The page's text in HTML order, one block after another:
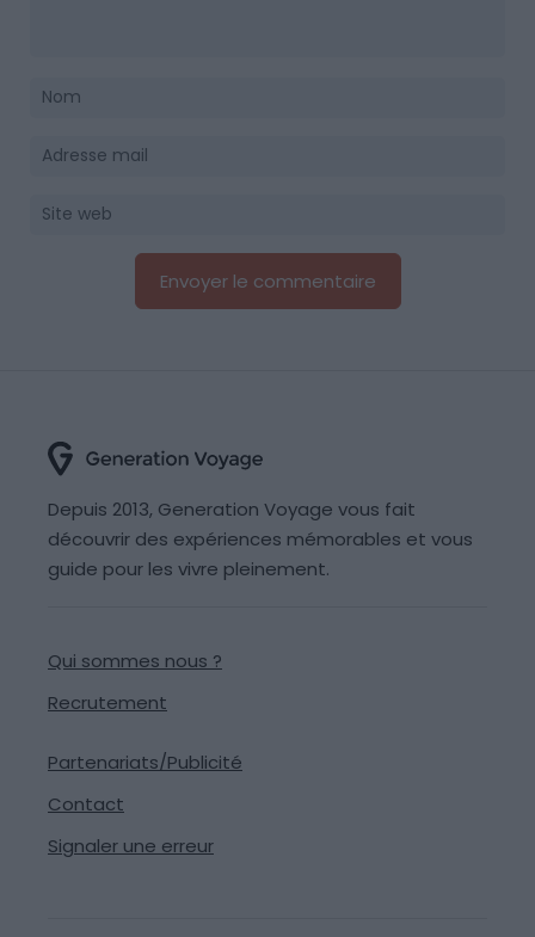
Depuis 2013, Generation Voyage vous fait
découvrir des expériences mémorables et vous
guide pour les vivre pleinement.
Qui sommes nous ?
Recrutement
Partenariats/Publicité
Contact
Signaler une erreur